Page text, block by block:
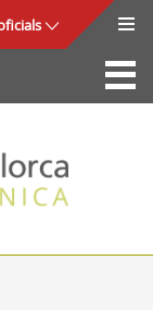
La Seu
de Mallorca
i seguretat
Utilitats